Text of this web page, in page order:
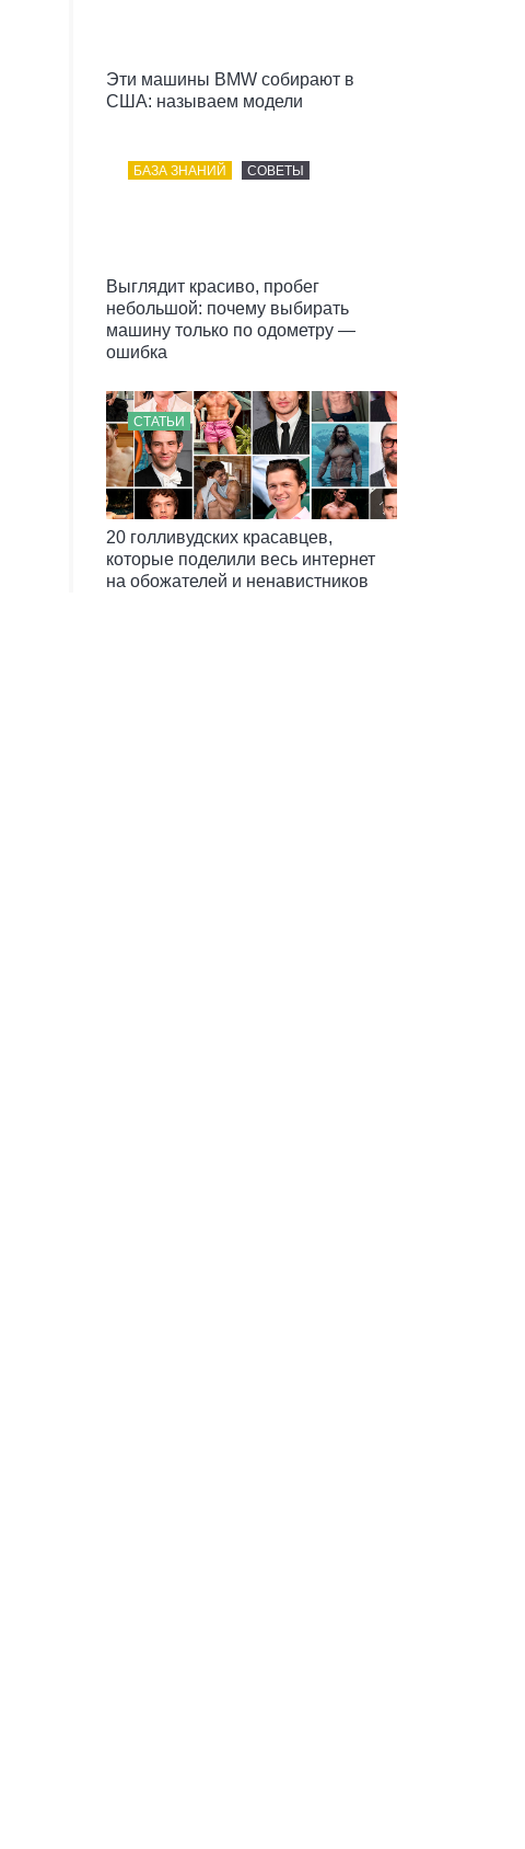
Эти машины BMW собирают в
США: называем модели
БАЗА ЗНАНИЙ СОВЕТЫ
Выглядит красиво, пробег
небольшой: почему выбирать
машину только по одометру —
ошибка
СТАТЬИ
20 голливудских красавцев,
которые поделили весь интернет
на обожателей и ненавистников